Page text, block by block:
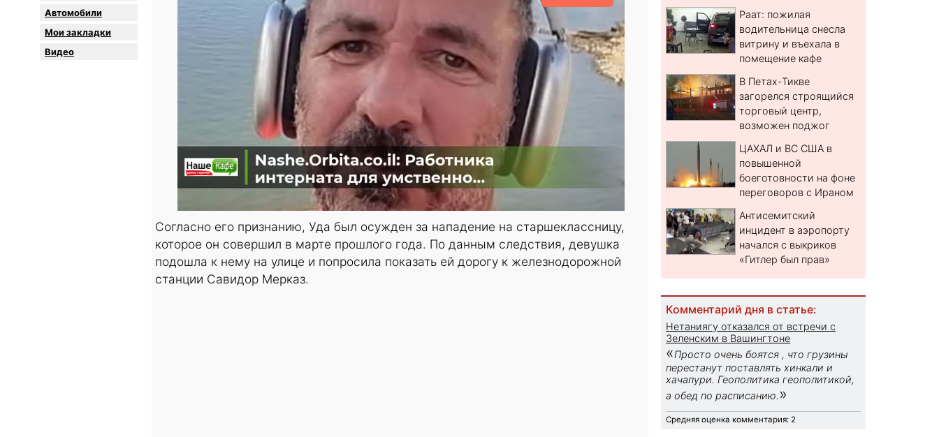
Автомобили
Мои закладки
Видео
Согласно его признанию, Уда был осужден за нападение на старшеклассницу,
которое он совершил в марте прошлого года. По данным следствия, девушка
подошла к нему на улице и попросила показать ей дорогу к железнодорожной
станции Савидор Мерказ.
Раат: пожилая
водительница снесла
витрину и въехала в
помещение кафе
В Петах-Тикве
загорелся строящийся
торговый центр,
возможен поджог
ЦАХАЛ и ВС США в
повышенной
боеготовности на фоне
переговоров с Ираном
Антисемитский
инцидент в аэропорту
начался с выкриков
«Гитлер был прав»
Комментарий дня в статье:
Нетаниягу отказался от встречи с
Зеленским в Вашингтоне
«Просто очень боятся , что грузины
перестанут поставлять хинкали и
хачапури. Геополитика геополитикой,
а обед по расписанию. »
Средняя оценка комментария: 2